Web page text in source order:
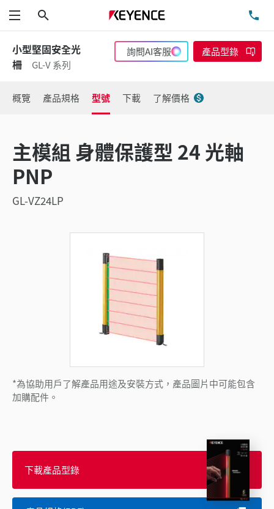
功能表
小型堅固安全光
柵
GL-V 系列
詢問AI客服 產品型錄
概覽 產品規格 型號 下載 了解價格
主模組 身體保護型 24 光軸
PNP
GL-VZ24LP
*為協助用戶了解產品用途及安裝方式，產品圖片中可能包含
加購配件。
下載產品型錄